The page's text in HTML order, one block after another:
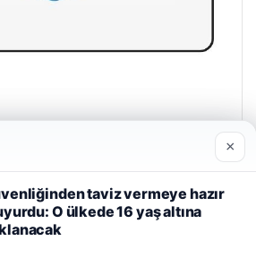
ve geliştirmek amacıyla çerezler
Et
×
taviz vermeye hazır
O ülkede 16 yaş altına